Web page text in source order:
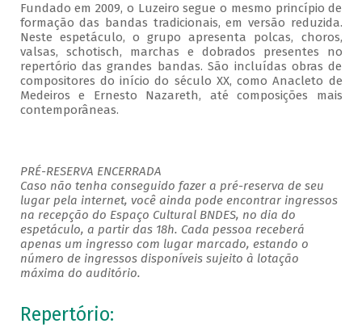
Fundado em 2009, o Luzeiro segue o mesmo princípio de
formação das bandas tradicionais, em versão reduzida.
Neste espetáculo, o grupo apresenta polcas, choros,
valsas, schotisch, marchas e dobrados presentes no
repertório das grandes bandas. São incluídas obras de
compositores do início do século XX, como Anacleto de
Medeiros e Ernesto Nazareth, até composições mais
contemporâneas.
PRÉ-RESERVA ENCERRADA
Caso não tenha conseguido fazer a pré-reserva de seu
lugar pela internet, você ainda pode encontrar ingressos
na recepção do Espaço Cultural BNDES, no dia do
espetáculo, a partir das 18h. Cada pessoa receberá
apenas um ingresso com lugar marcado, estando o
número de ingressos disponíveis sujeito à lotação
máxima do auditório.
Repertório: